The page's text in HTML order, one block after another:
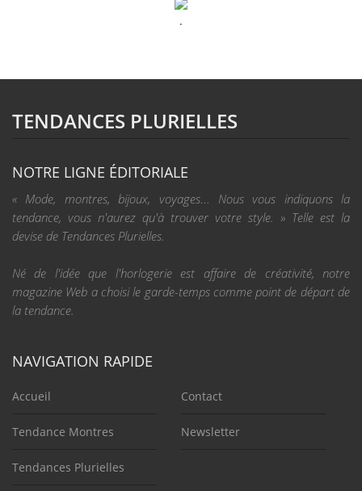
.
TENDANCES PLURIELLES
NOTRE LIGNE ÉDITORIALE
« Mode, montres, bijoux, voyages... Nous vous indiquons la
tendance, vous n'aurez qu'à trouver votre style. » Telle est la
devise de Tendances Plurielles.
Né de l'idée que l'horlogerie est affaire de créativité, notre
magazine Web a choisi le garde-temps comme point de départ de
la tendance.
NAVIGATION RAPIDE
Accueil
Tendance Montres
Tendances Plurielles
Contact
Newsletter